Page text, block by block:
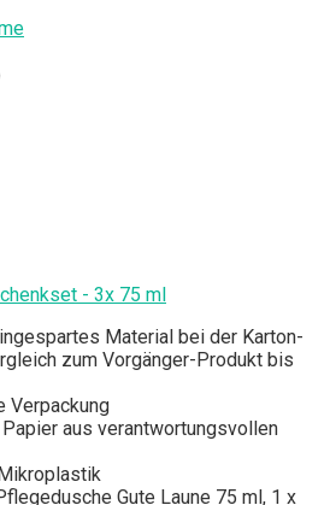
- 3x 75 ml
Material bei der Karton-
zum Vorgänger-Produkt bis
Verpackung
aus verantwortungsvollen
Gute Laune 75 ml, 1 x